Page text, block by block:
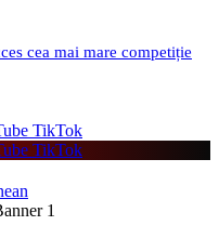
cea mai mare competiție
TikTok
TikTok